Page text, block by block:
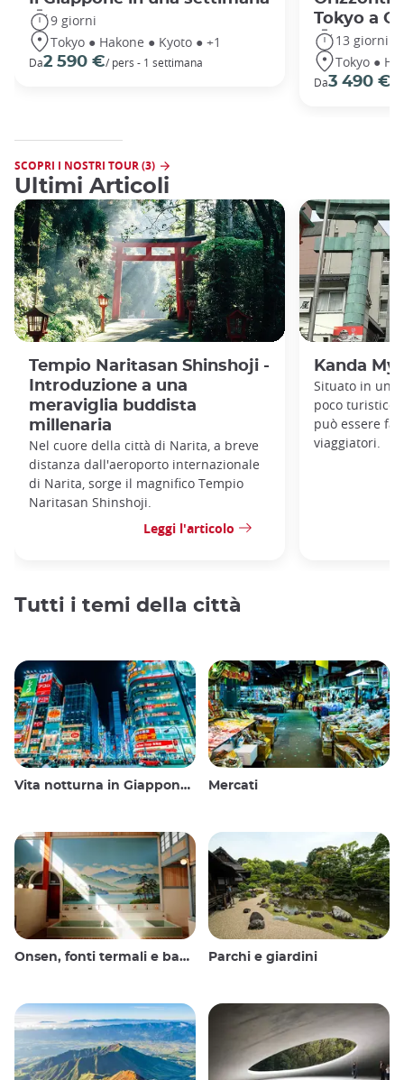
9 giorni
Tokyo ● Hakone ● Kyoto ● +1
Da2 590 €/ pers - 1 settimana
Tokyo a
13 giorni
Tokyo ●
Da3 490 €
SCOPRI I NOSTRI TOUR (3)
Ultimi Articoli
Tempio Naritasan Shinshoji -
Introduzione a una
meraviglia buddista
millenaria
Nel cuore della città di Narita, a breve
distanza dall'aeroporto internazionale
di Narita, sorge il magnifico Tempio
Naritasan Shinshoji.
Leggi l'articolo
Kanda
Situato in un
poco turistico
può essere
viaggiatori.
Tutti i temi della città
Vita notturna in Giappone: uscire, vedere e bere Mercati
Onsen, fonti termali e bagni pubblici Parchi e giardini